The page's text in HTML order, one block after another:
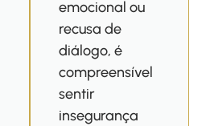
emocional ou
recusa de
diálogo, é
compreensível
sentir
insegurança